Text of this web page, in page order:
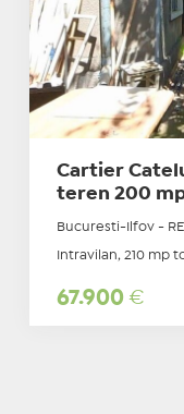
Cartier
teren 200
Bucuresti-Ilfov -
Intravilan, 210 mp
67.900 €